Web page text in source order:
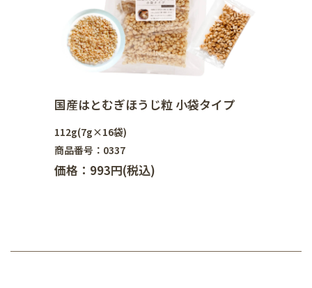
国産はとむぎほうじ粒 小袋タイプ
112g(7g×16袋)
商品番号：0337
価格：993円(税込)